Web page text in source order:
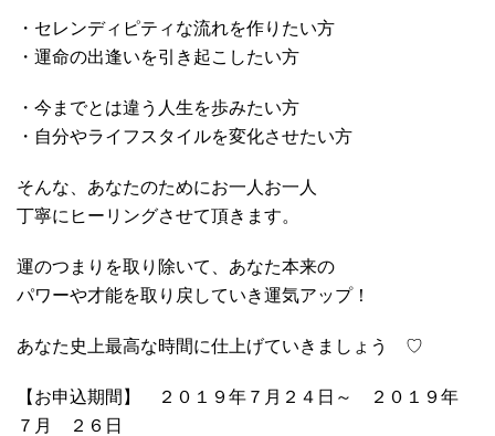
・セレンディピティな流れを作りたい方
・運命の出逢いを引き起こしたい方
・今までとは違う人生を歩みたい方
・自分やライフスタイルを変化させたい方
そんな、あなたのためにお一人お一人
丁寧にヒーリングさせて頂きます。
運のつまりを取り除いて、あなた本来の
パワーや才能を取り戻していき運気アップ！
あなた史上最高な時間に仕上げていきましょう ♡
【お申込期間】 ２０１９年７月２４日～ ２０１９年
７月 ２６日